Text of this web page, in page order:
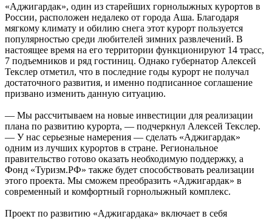
«Аджигардак», один из старейших горнолыжных курортов в
России, расположен недалеко от города Аша. Благодаря
мягкому климату и обилию снега этот курорт пользуется
популярностью среди любителей зимних развлечений. В
настоящее время на его территории функционируют 14 трасс,
7 подъемников и ряд гостиниц. Однако губернатор Алексей
Текслер отметил, что в последние годы курорт не получал
достаточного развития, и именно подписанное соглашение
призвано изменить данную ситуацию.
— Мы рассчитываем на новые инвестиции для реализации
плана по развитию курорта, — подчеркнул Алексей Текслер.
— У нас серьезные намерения — сделать «Аджигардак»
одним из лучших курортов в стране. Региональное
правительство готово оказать необходимую поддержку, а
Фонд «Туризм.РФ» также будет способствовать реализации
этого проекта. Мы сможем преобразить «Аджигардак» в
современный и комфортный горнолыжный комплекс.
Проект по развитию «Аджигардака» включает в себя